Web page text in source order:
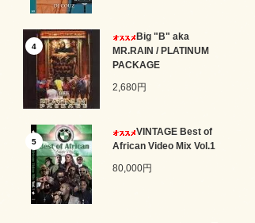
4
Big "B" aka
MR.RAIN / PLATINUM
PACKAGE
2,680円
5
VINTAGE Best of
African Video Mix Vol.1
80,000円